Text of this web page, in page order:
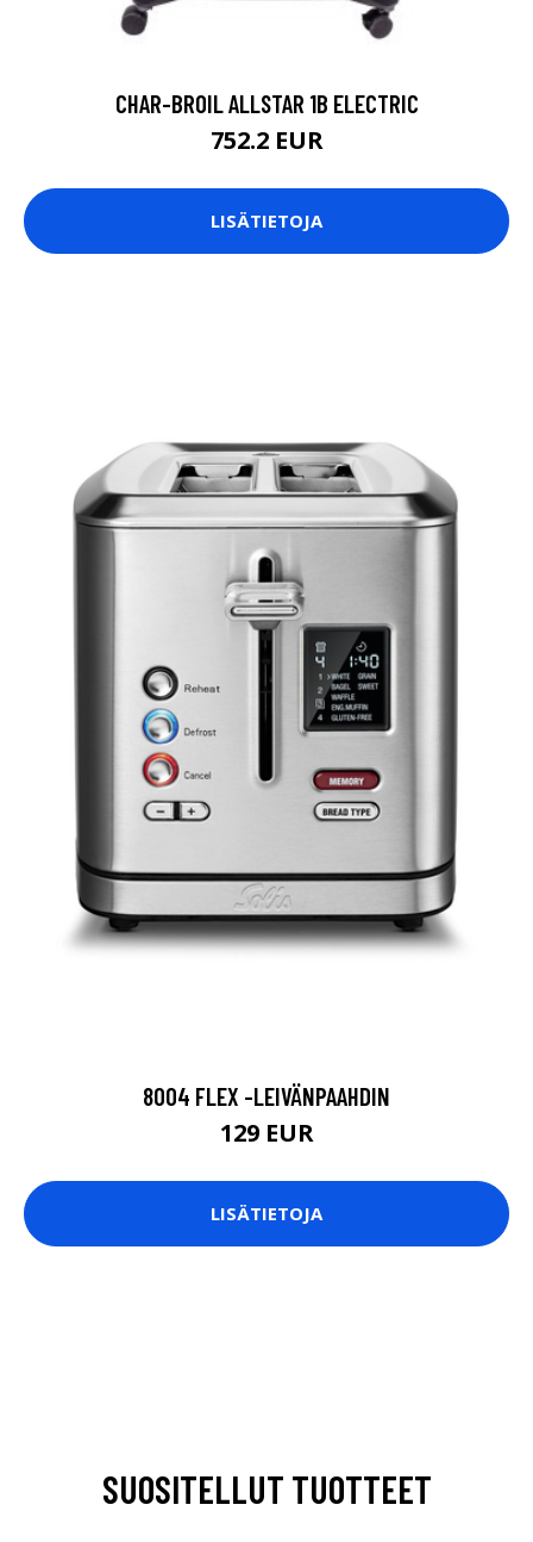
CHAR-BROIL ALLSTAR 1B ELECTRIC
752.2 EUR
LISÄTIETOJA
8004 FLEX -LEIVÄNPAAHDIN
129 EUR
LISÄTIETOJA
SUOSITELLUT TUOTTEET